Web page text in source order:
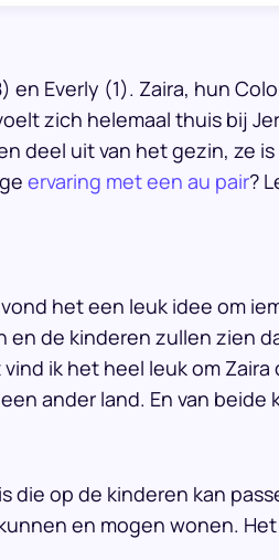
Everly (1). Zaira, hun
zich helemaal thuis bij
deel uit van het gezin, ze
ervaring met een au pair?
het een leuk idee om
en de kinderen zullen zien
ik het heel leuk om Zaira
ander land. En van beide
die op de kinderen kan
en mogen wonen.